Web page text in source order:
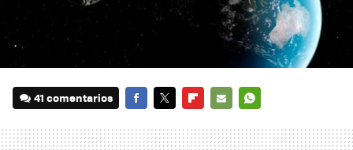
41 comentarios
MAIL